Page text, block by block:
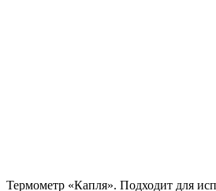
Термометр «Капля». Подходит для